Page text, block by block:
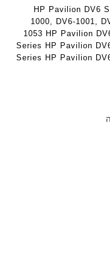
HP Pavilion DV6
1000, DV6-1001,
1053 HP Pavilion
Series HP Pavilion
Series HP Pavilion